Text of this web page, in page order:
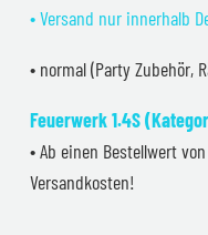
• Versand nur innerhalb
• normal (Party Zubehör,
Feuerwerk 1.4S
• Ab einen Bestellwert
Versandkosten!